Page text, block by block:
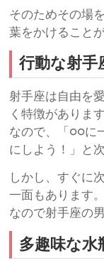
そのためその場
葉をかけること
行動な射手
射手座は自由を
く特徴があります
なので、「○○に
にしよう！」と
しかし、すぐに
一面もあります。
なので射手座の
多趣味な水